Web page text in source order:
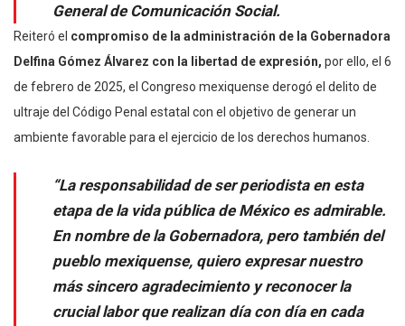
General de Comunicación Social.
Reiteró el compromiso de la administración de la Gobernadora
Delfina Gómez Álvarez con la libertad de expresión, por ello, el 6
de febrero de 2025, el Congreso mexiquense derogó el delito de
ultraje del Código Penal estatal con el objetivo de generar un
ambiente favorable para el ejercicio de los derechos humanos.
“La responsabilidad de ser periodista en esta
etapa de la vida pública de México es admirable.
En nombre de la Gobernadora, pero también del
pueblo mexiquense, quiero expresar nuestro
más sincero agradecimiento y reconocer la
crucial labor que realizan día con día en cada